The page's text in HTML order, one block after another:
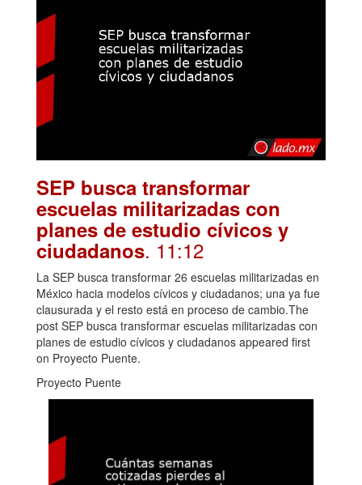
SEP busca transformar
escuelas militarizadas con
planes de estudio cívicos y
ciudadanos. 11:12
La SEP busca transformar 26 escuelas militarizadas en
México hacia modelos cívicos y ciudadanos; una ya fue
clausurada y el resto está en proceso de cambio.The
post SEP busca transformar escuelas militarizadas con
planes de estudio cívicos y ciudadanos appeared first
on Proyecto Puente.
Proyecto Puente